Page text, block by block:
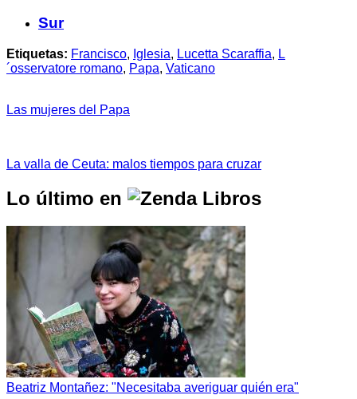
Sur
Etiquetas: Francisco, Iglesia, Lucetta Scaraffia, L
´osservatore romano, Papa, Vaticano
Las mujeres del Papa
La valla de Ceuta: malos tiempos para cruzar
Lo último en
Beatriz Montañez: "Necesitaba averiguar quién era"